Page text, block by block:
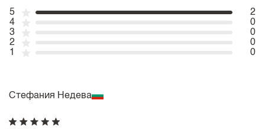
5
2
4
0
3
0
2
0
1
0
Стефания Недева